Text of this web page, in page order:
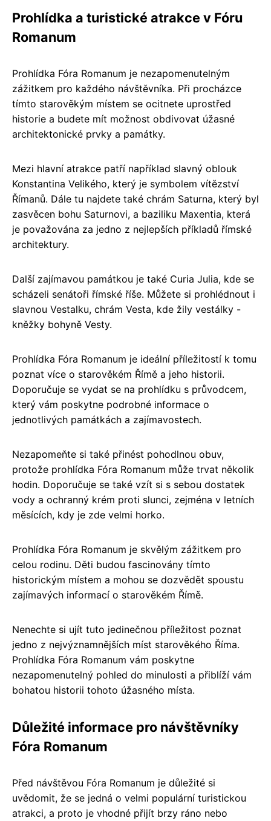
Prohlídka a turistické atrakce v Fóru
Romanum
Prohlídka Fóra Romanum je nezapomenutelným
zážitkem pro každého návštěvníka. Při procházce
tímto starověkým místem se ocitnete uprostřed
historie a budete mít možnost obdivovat úžasné
architektonické prvky a památky.
Mezi hlavní atrakce patří například slavný oblouk
Konstantina Velikého, který je symbolem vítězství
Římanů. Dále tu najdete také chrám Saturna, který byl
zasvěcen bohu Saturnovi, a baziliku Maxentia, která
je považována za jedno z nejlepších příkladů římské
architektury.
Další zajímavou památkou je také Curia Julia, kde se
scházeli senátoři římské říše. Můžete si prohlédnout i
slavnou Vestalku, chrám Vesta, kde žily vestálky -
kněžky bohyně Vesty.
Prohlídka Fóra Romanum je ideální příležitostí k tomu
poznat více o starověkém Římě a jeho historii.
Doporučuje se vydat se na prohlídku s průvodcem,
který vám poskytne podrobné informace o
jednotlivých památkách a zajímavostech.
Nezapomeňte si také přinést pohodlnou obuv,
protože prohlídka Fóra Romanum může trvat několik
hodin. Doporučuje se také vzít si s sebou dostatek
vody a ochranný krém proti slunci, zejména v letních
měsících, kdy je zde velmi horko.
Prohlídka Fóra Romanum je skvělým zážitkem pro
celou rodinu. Děti budou fascinovány tímto
historickým místem a mohou se dozvědět spoustu
zajímavých informací o starověkém Římě.
Nenechte si ujít tuto jedinečnou příležitost poznat
jedno z nejvýznamnějších míst starověkého Říma.
Prohlídka Fóra Romanum vám poskytne
nezapomenutelný pohled do minulosti a přiblíží vám
bohatou historii tohoto úžasného místa.
Důležité informace pro návštěvníky
Fóra Romanum
Před návštěvou Fóra Romanum je důležité si
uvědomit, že se jedná o velmi populární turistickou
atrakci, a proto je vhodné přijít brzy ráno nebo